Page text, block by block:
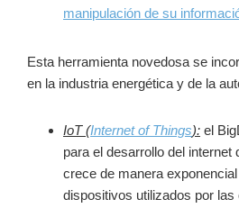
manipulación de su
Esta herramienta novedosa se
en la industria energética y de la
IoT (Internet of Things): el
para el desarrollo del internet
crece de manera
dispositivos utilizados por